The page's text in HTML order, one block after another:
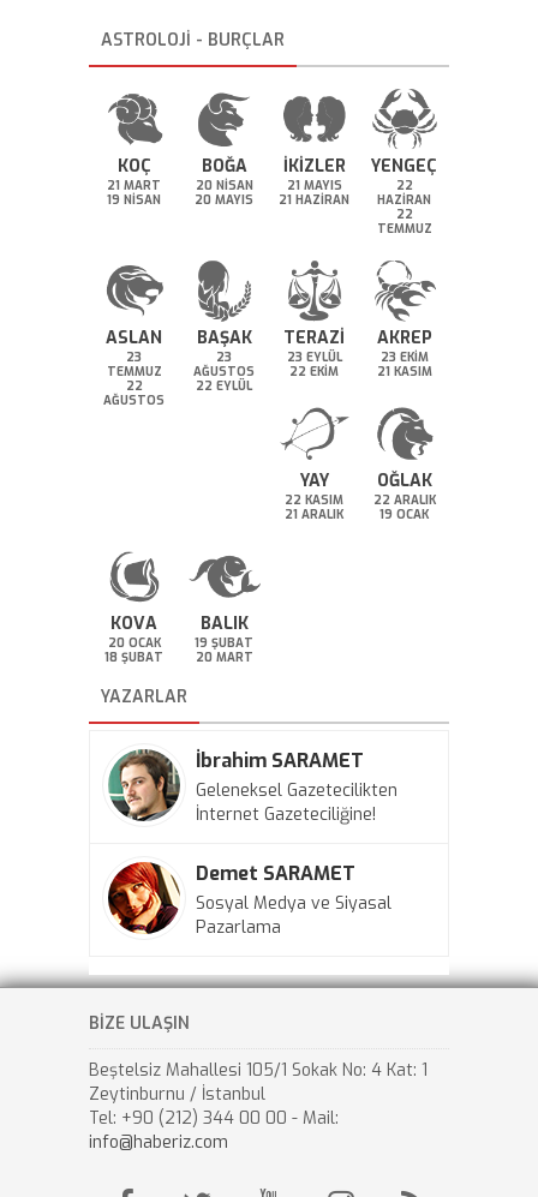
ASTROLOJİ - BURÇLAR
KOÇ
21 MART
19 NİSAN
BOĞA
20 NİSAN
20 MAYIS
İKİZLER
21 MAYIS
21 HAZİRAN
YENGEÇ
22
HAZİRAN
22
TEMMUZ
ASLAN
23
TEMMUZ
22
AĞUSTOS
BAŞAK
23
AĞUSTOS
22 EYLÜL
TERAZİ
23 EYLÜL
22 EKİM
AKREP
23 EKİM
21 KASIM
YAY
22 KASIM
21 ARALIK
OĞLAK
22 ARALIK
19 OCAK
KOVA
20 OCAK
18 ŞUBAT
BALIK
19 ŞUBAT
20 MART
YAZARLAR
İbrahim SARAMET
Geleneksel Gazetecilikten
İnternet Gazeteciliğine!
Demet SARAMET
Sosyal Medya ve Siyasal
Pazarlama
BİZE ULAŞIN
Beştelsiz Mahallesi 105/1 Sokak No: 4 Kat: 1
Zeytinburnu / İstanbul
Tel: +90 (212) 344 00 00 - Mail:
info@haberiz.com